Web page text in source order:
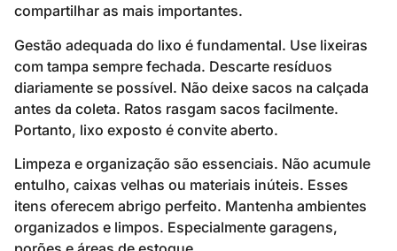
compartilhar as mais importantes.
Gestão adequada do lixo é fundamental. Use lixeiras
com tampa sempre fechada. Descarte resíduos
diariamente se possível. Não deixe sacos na calçada
antes da coleta. Ratos rasgam sacos facilmente.
Portanto, lixo exposto é convite aberto.
Limpeza e organização são essenciais. Não acumule
entulho, caixas velhas ou materiais inúteis. Esses
itens oferecem abrigo perfeito. Mantenha ambientes
organizados e limpos. Especialmente garagens,